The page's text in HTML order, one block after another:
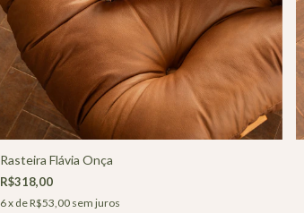
Rasteira Flávia Onça
R$318,00
6x deR$53,00 sem juros